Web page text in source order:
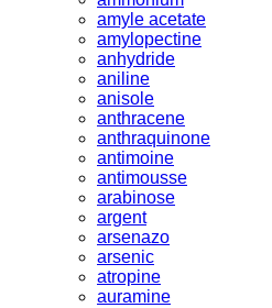
amyle acetate
amylopectine
anhydride
aniline
anisole
anthracene
anthraquinone
antimoine
antimousse
arabinose
argent
arsenazo
arsenic
atropine
auramine